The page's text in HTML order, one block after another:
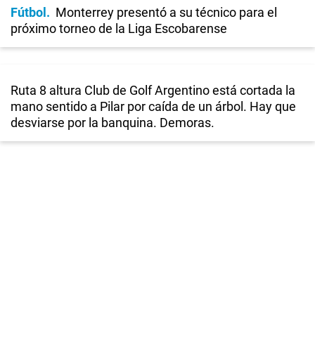
Fútbol
Monterrey presentó a su técnico para el
próximo torneo de la Liga Escobarense
Ruta 8 altura Club de Golf Argentino está cortada la
mano sentido a Pilar por caída de un árbol. Hay que
desviarse por la banquina. Demoras.